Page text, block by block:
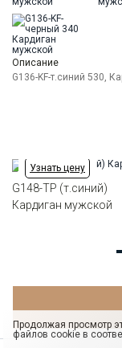
Силуэт
Описание
G136-KF-т.синий 530,
Узнать цену
G148-TP (т.синий)
Кардиган мужской
Продолжая просмотр
файлов cookie в